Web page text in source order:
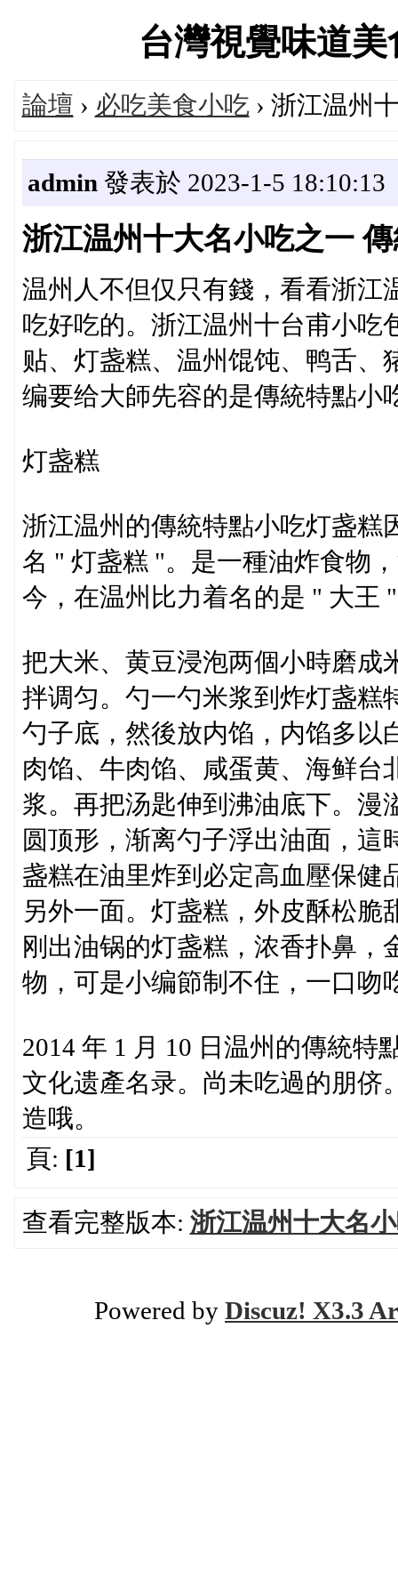
台灣視覺味道
論壇 › 必吃美食小吃› 浙江温州
admin 發表於 2023-1-5 18:10:13
浙江温州十大名小吃之一
温州人不但仅只有錢，看看浙江
吃好吃的。浙江温州十台甫小吃
贴、灯盏糕、温州馄饨、鸭舌、
编要给大師先容的是傳統特點小
灯盏糕
浙江温州的傳統特點小吃灯盏糕
名 " 灯盏糕 "。是一種油炸食物
今，在温州比力着名的是 " 大王
把大米、黄豆浸泡两個小時磨成
拌调匀。勺一勺米浆到炸灯盏糕
勺子底，然後放内馅，内馅多以
肉馅、牛肉馅、咸蛋黄、海鲜台
浆。再把汤匙伸到沸油底下。漫
圆顶形，渐离勺子浮出油面，這
盏糕在油里炸到必定高血壓保健
另外一面。灯盏糕，外皮酥松
刚出油锅的灯盏糕，浓香扑鼻
物，可是小编節制不住，一口吻
2014 年 1 月 10 日温州的傳統
文化遗產名录。尚未吃過的朋侪
造哦。
頁: [1]
查看完整版本: 浙江温州十大名
Powered by Discuz! X3.3